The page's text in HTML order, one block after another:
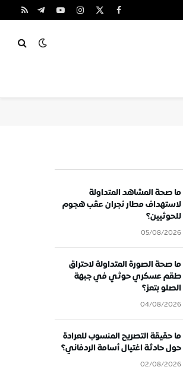
فيسبوك
X
الانستغراميوتيوبتيلقرامRSS
ما صحة المشاهد المتداولة
لاستهداف مطار نجران عقب هجوم
للحوثيين؟
05/08/2026
ما صحة الصورة المتداولة لاحتراق
طقم عسكري حوثي في جبهة
الصلو بتعز؟
04/08/2026
ما حقيقة التصريح المنسوب للعرادة
حول حادثة اغتيال أسامة الردفاني؟
02/08/2026